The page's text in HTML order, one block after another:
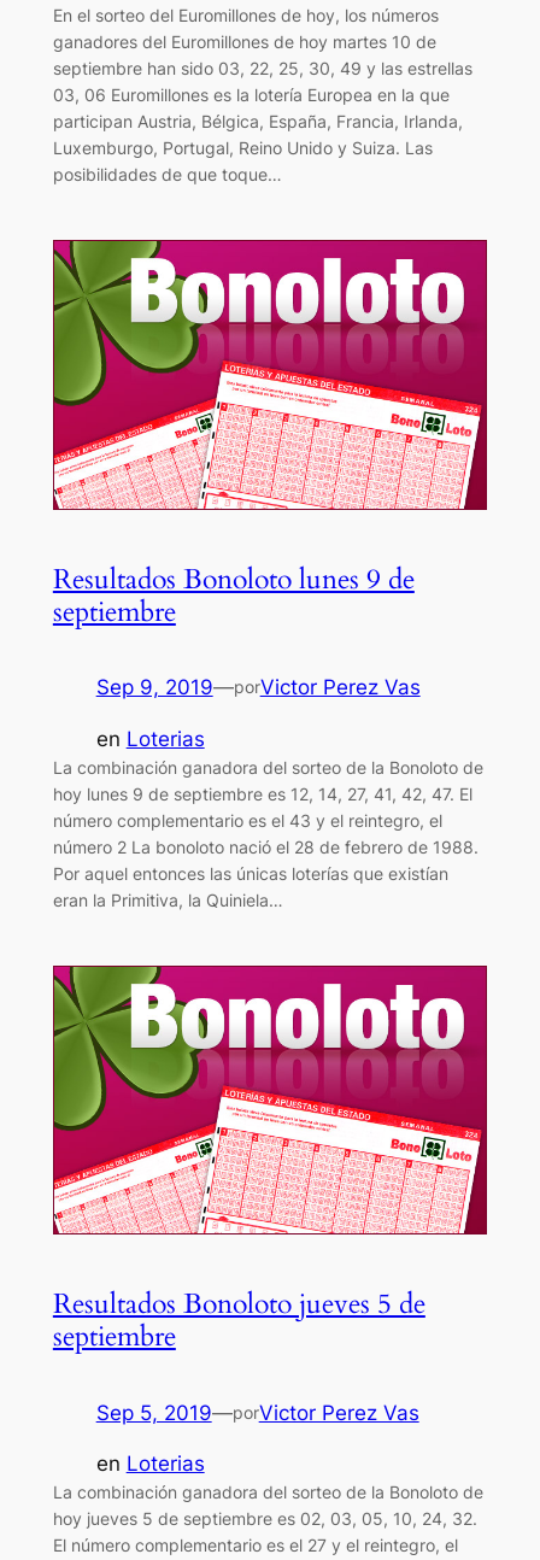
En el sorteo del Euromillones de hoy, los números
ganadores del Euromillones de hoy martes 10 de
septiembre han sido 03, 22, 25, 30, 49 y las estrellas
03, 06 Euromillones es la lotería Europea en la que
participan Austria, Bélgica, España, Francia, Irlanda,
Luxemburgo, Portugal, Reino Unido y Suiza. Las
posibilidades de que toque…
Resultados Bonoloto lunes 9 de
septiembre
Sep 9, 2019—porVictor Perez Vas
en Loterias
La combinación ganadora del sorteo de la Bonoloto de
hoy lunes 9 de septiembre es 12, 14, 27, 41, 42, 47. El
número complementario es el 43 y el reintegro, el
número 2 La bonoloto nació el 28 de febrero de 1988.
Por aquel entonces las únicas loterías que existían
eran la Primitiva, la Quiniela…
Resultados Bonoloto jueves 5 de
septiembre
Sep 5, 2019—porVictor Perez Vas
en Loterias
La combinación ganadora del sorteo de la Bonoloto de
hoy jueves 5 de septiembre es 02, 03, 05, 10, 24, 32.
El número complementario es el 27 y el reintegro, el